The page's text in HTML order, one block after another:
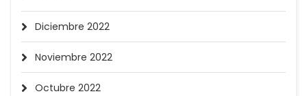
Diciembre 2022
Noviembre 2022
Octubre 2022